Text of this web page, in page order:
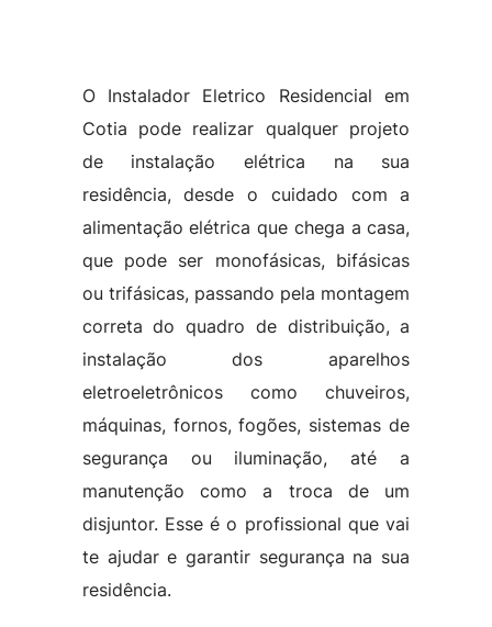
O Instalador Eletrico Residencial em
Cotia pode realizar qualquer projeto
de instalação elétrica na sua
residência, desde o cuidado com a
alimentação elétrica que chega a casa,
que pode ser monofásicas, bifásicas
ou trifásicas, passando pela montagem
correta do quadro de distribuição, a
instalação dos aparelhos
eletroeletrônicos como chuveiros,
máquinas, fornos, fogões, sistemas de
segurança ou iluminação, até a
manutenção como a troca de um
disjuntor. Esse é o profissional que vai
te ajudar e garantir segurança na sua
residência.